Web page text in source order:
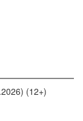
(12+)